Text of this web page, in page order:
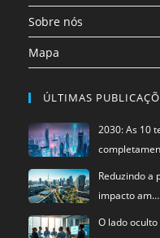
Sobre nós
Mapa
ÚLTIMAS
2030: As 10
Reduzindo a
impacto am…
O lado